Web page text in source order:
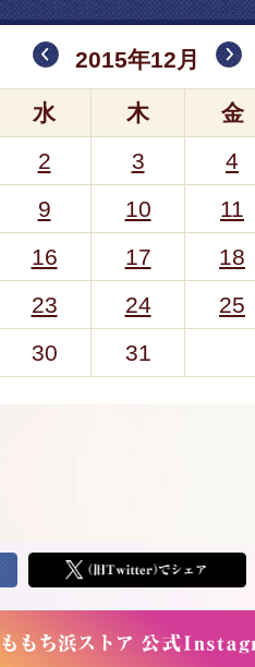
2015年12月
水 木
金
2 3
4
9 10
11
16 17
18
23 24
25
30 31